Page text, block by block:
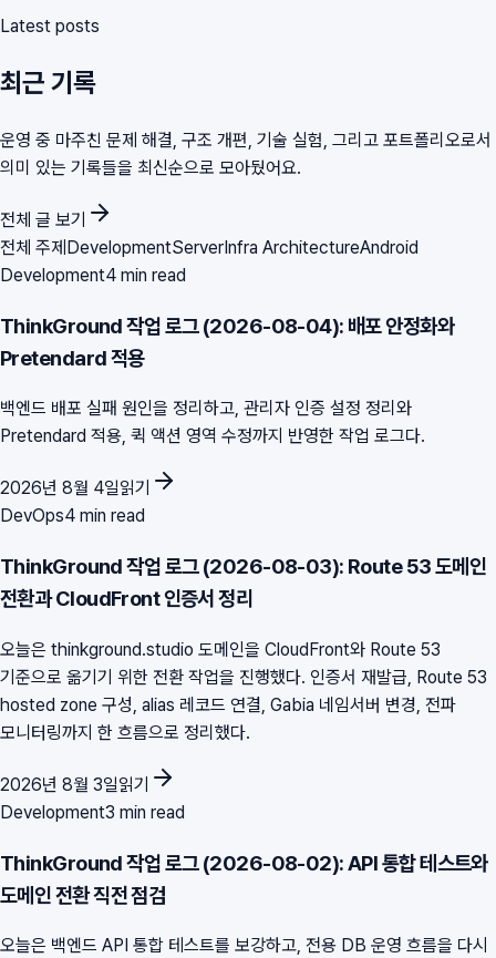
Latest posts
최근 기록
운영 중 마주친 문제 해결, 구조 개편, 기술 실험, 그리고 포트폴리오로서
의미 있는 기록들을 최신순으로 모아뒀어요.
전체 글 보기
전체 주제DevelopmentServerInfra ArchitectureAndroid
Development4 min read
ThinkGround 작업 로그 (2026-08-04): 배포 안정화와
Pretendard 적용
백엔드 배포 실패 원인을 정리하고, 관리자 인증 설정 정리와
Pretendard 적용, 퀵 액션 영역 수정까지 반영한 작업 로그다.
2026년 8월 4일읽기
DevOps4 min read
ThinkGround 작업 로그 (2026-08-03): Route 53 도메인
전환과 CloudFront 인증서 정리
오늘은 thinkground.studio 도메인을 CloudFront와 Route 53
기준으로 옮기기 위한 전환 작업을 진행했다. 인증서 재발급, Route 53
hosted zone 구성, alias 레코드 연결, Gabia 네임서버 변경, 전파
모니터링까지 한 흐름으로 정리했다.
2026년 8월 3일읽기
Development3 min read
ThinkGround 작업 로그 (2026-08-02): API 통합 테스트와
도메인 전환 직전 점검
오늘은 백엔드 API 통합 테스트를 보강하고, 전용 DB 운영 흐름을 다시